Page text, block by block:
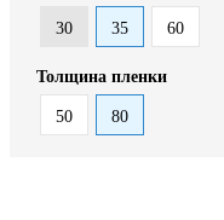
30 35 60
Толщина пленки
50 80